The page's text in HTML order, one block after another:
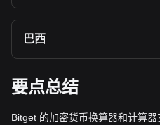
巴西
要点总结
Bitget 的加密货币换算器和计算